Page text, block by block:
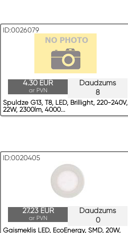
ID:0026079
Daudzums
8
4.30 EUR
ar PVN
Spuldze G13, T8, LED, Brillight, 220-240V,
22W, 2300lm, 4000...
ID:0020405
Daudzums
0
27.23 EUR
ar PVN
Gaismeklis LED, EcoEnergy, SMD, 20W,